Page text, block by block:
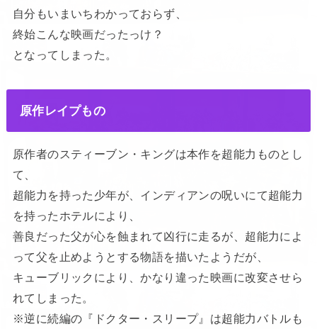
自分もいまいちわかっておらず、
終始こんな映画だったっけ？
となってしまった。
原作レイプもの
原作者のスティーブン・キングは本作を超能力ものとし
て、
超能力を持った少年が、インディアンの呪いにて超能力
を持ったホテルにより、
善良だった父が心を蝕まれて凶行に走るが、超能力によ
って父を止めようとする物語を描いたようだが、
キューブリックにより、かなり違った映画に改変させら
れてしまった。
※逆に続編の『ドクター・スリープ』は超能力バトルも